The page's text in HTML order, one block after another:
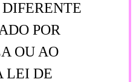
POR
OU AO
LEI DE